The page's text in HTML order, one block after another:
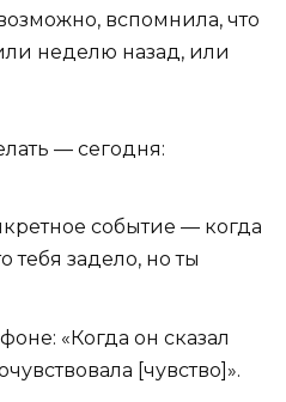
вспомнила, что
неделю назад, или
— сегодня:
событие — когда
тебя задело, но ты
«Когда он сказал
[чувство]».